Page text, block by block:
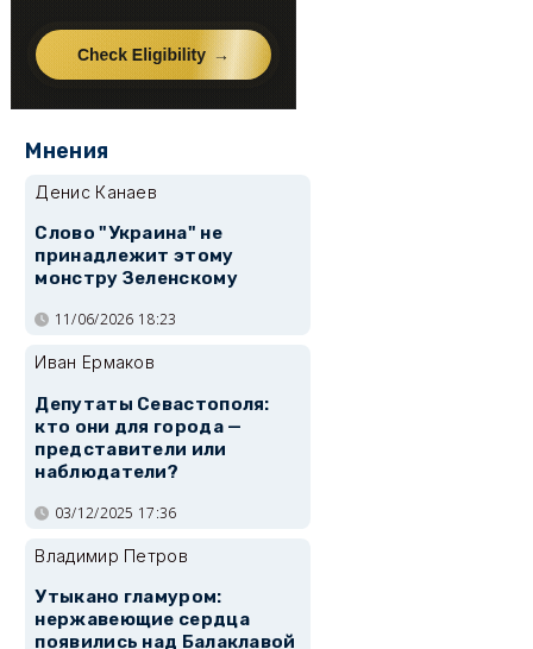
Мнения
Денис Канаев
Слово "Украина" не
принадлежит этому
монстру Зеленскому
11/06/2026 18:23
Иван Ермаков
Депутаты Севастополя:
кто они для города —
представители или
наблюдатели?
03/12/2025 17:36
Владимир Петров
Утыкано гламуром:
нержавеющие сердца
появились над Балаклавой